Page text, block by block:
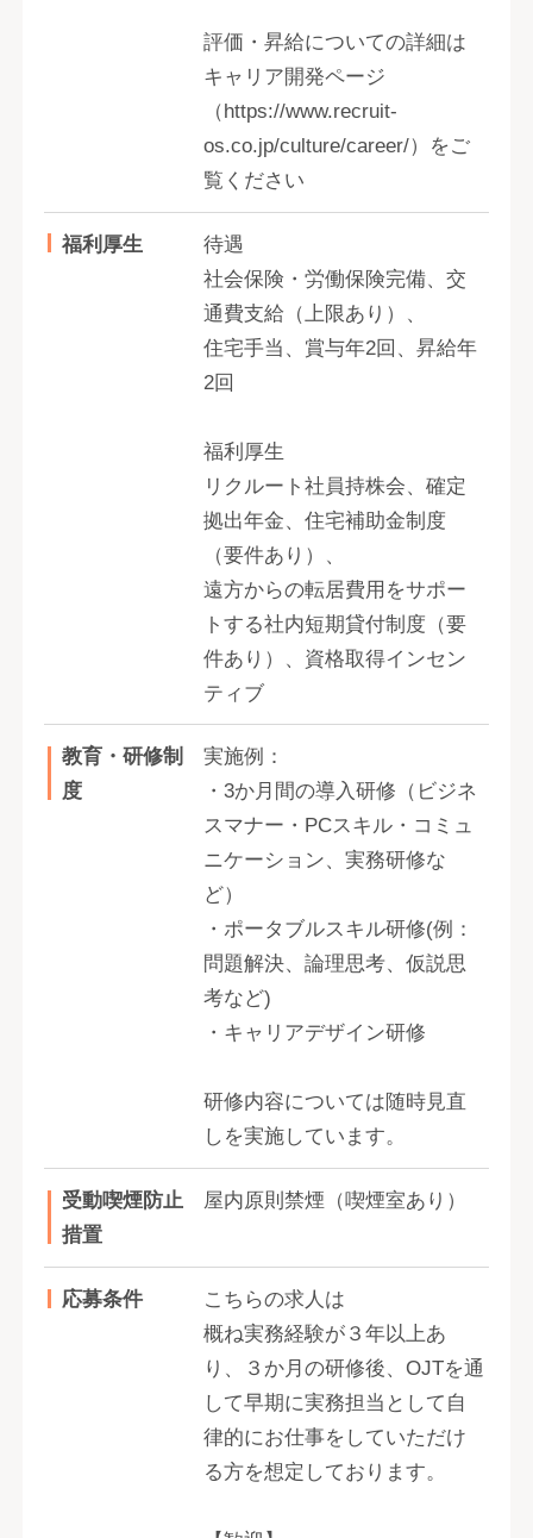
評価・昇給についての詳細は
キャリア開発ページ
（https://www.recruit-
os.co.jp/culture/career/）をご
覧ください
福利厚生
待遇
社会保険・労働保険完備、交
通費支給（上限あり）、
住宅手当、賞与年2回、昇給年
2回
福利厚生
リクルート社員持株会、確定
拠出年金、住宅補助金制度
（要件あり）、
遠方からの転居費用をサポー
トする社内短期貸付制度（要
件あり）、資格取得インセン
ティブ
教育・研修制
度
実施例：
・3か月間の導入研修（ビジネ
スマナー・PCスキル・コミュ
ニケーション、実務研修な
ど）
・ポータブルスキル研修(例：
問題解決、論理思考、仮説思
考など)
・キャリアデザイン研修
研修内容については随時見直
しを実施しています。
受動喫煙防止
措置
屋内原則禁煙（喫煙室あり）
応募条件
こちらの求人は
概ね実務経験が３年以上あ
り、３か月の研修後、OJTを通
して早期に実務担当として自
律的にお仕事をしていただけ
る方を想定しております。